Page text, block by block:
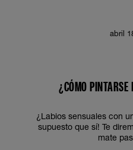
abril
¿CÓMO
¿Labios sensuales con
supuesto que sí! Te
mate